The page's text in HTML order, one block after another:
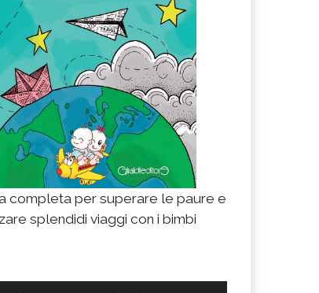
completa per superare le paure e
splendidi viaggi con i bimbi